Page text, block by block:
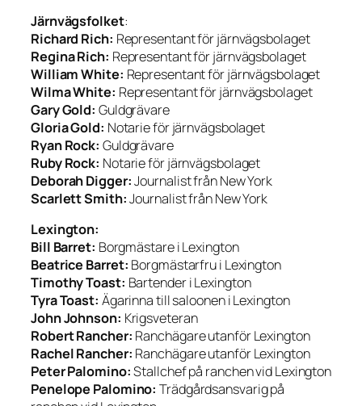
Järnvägsfolket:
Richard Rich: Representant för järnvägsbolaget
Regina Rich: Representant för järnvägsbolaget
William White: Representant för järnvägsbolaget
Wilma White: Representant för järnvägsbolaget
Gary Gold: Guldgrävare
Gloria Gold: Notarie för järnvägsbolaget
Ryan Rock: Guldgrävare
Ruby Rock: Notarie för järnvägsbolaget
Deborah Digger:Journalist från New York
Scarlett Smith:Journalist från New York
Lexington:
Bill Barret: Borgmästare i Lexington
Beatrice Barret: Borgmästarfru i Lexington
Timothy Toast: Bartender i Lexington
Tyra Toast: Ägarinna till saloonen i Lexington
John Johnson: Krigsveteran
Robert Rancher: Ranchägare utanför Lexington
Rachel Rancher: Ranchägare utanför Lexington
Peter Palomino:Stallchef på ranchen vid Lexington
Penelope Palomino:Trädgårdsansvarig på